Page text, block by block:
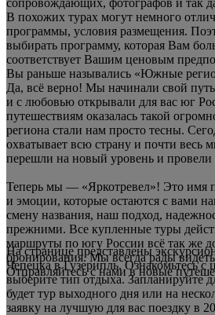
В похожих турах могут немного
программы, условия размещения.
выбирать программу, которая Вам
соответствует Вашим ценовым
Вы раньше назывались «Южные
Да, всё верно! Мы начинали свой
и с любовью открывали для вас юг
путешествиям оказалась такой
региона стали нам просто тесны.
охватывает всю страну и почти весь
перешли на новый уровень и провели
Теперь мы — «Яркотревел»! Это имя
и эмоции, которые остаются с вами
смену названия, наш подход,
прежними. Все купленные туры
маршруты по югу России всё так же
бронирования. Мы всегда рады
Отправляйтесь с нами в новые
На странице представлены
Чепецка в Гузерипль. Ознакомьтесь с
выберите тип отдыха. Запланируйте
будет тур выходного дня или на
заявку на лучшую для вас поездку в